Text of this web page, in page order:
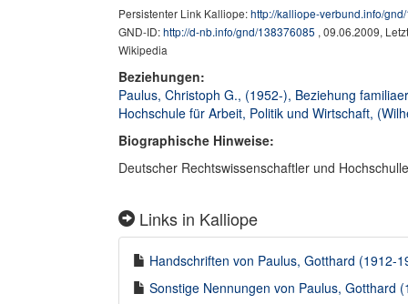
Persistenter Link Kalliope:http://kalliope-verbund.info/
GND-ID:http://d-nb.info/gnd/138376085 , 09.06.2009,
Wikipedia
Beziehungen:
Paulus, Christoph G., (1952-), Beziehung
Hochschule für Arbeit, Politik und Wirtschaft,
Biographische Hinweise:
Deutscher Rechtswissenschaftler und
Links in Kalliope
Handschriften von Paulus, Gotthard (1912-
Sonstige Nennungen von Paulus, Gotthard